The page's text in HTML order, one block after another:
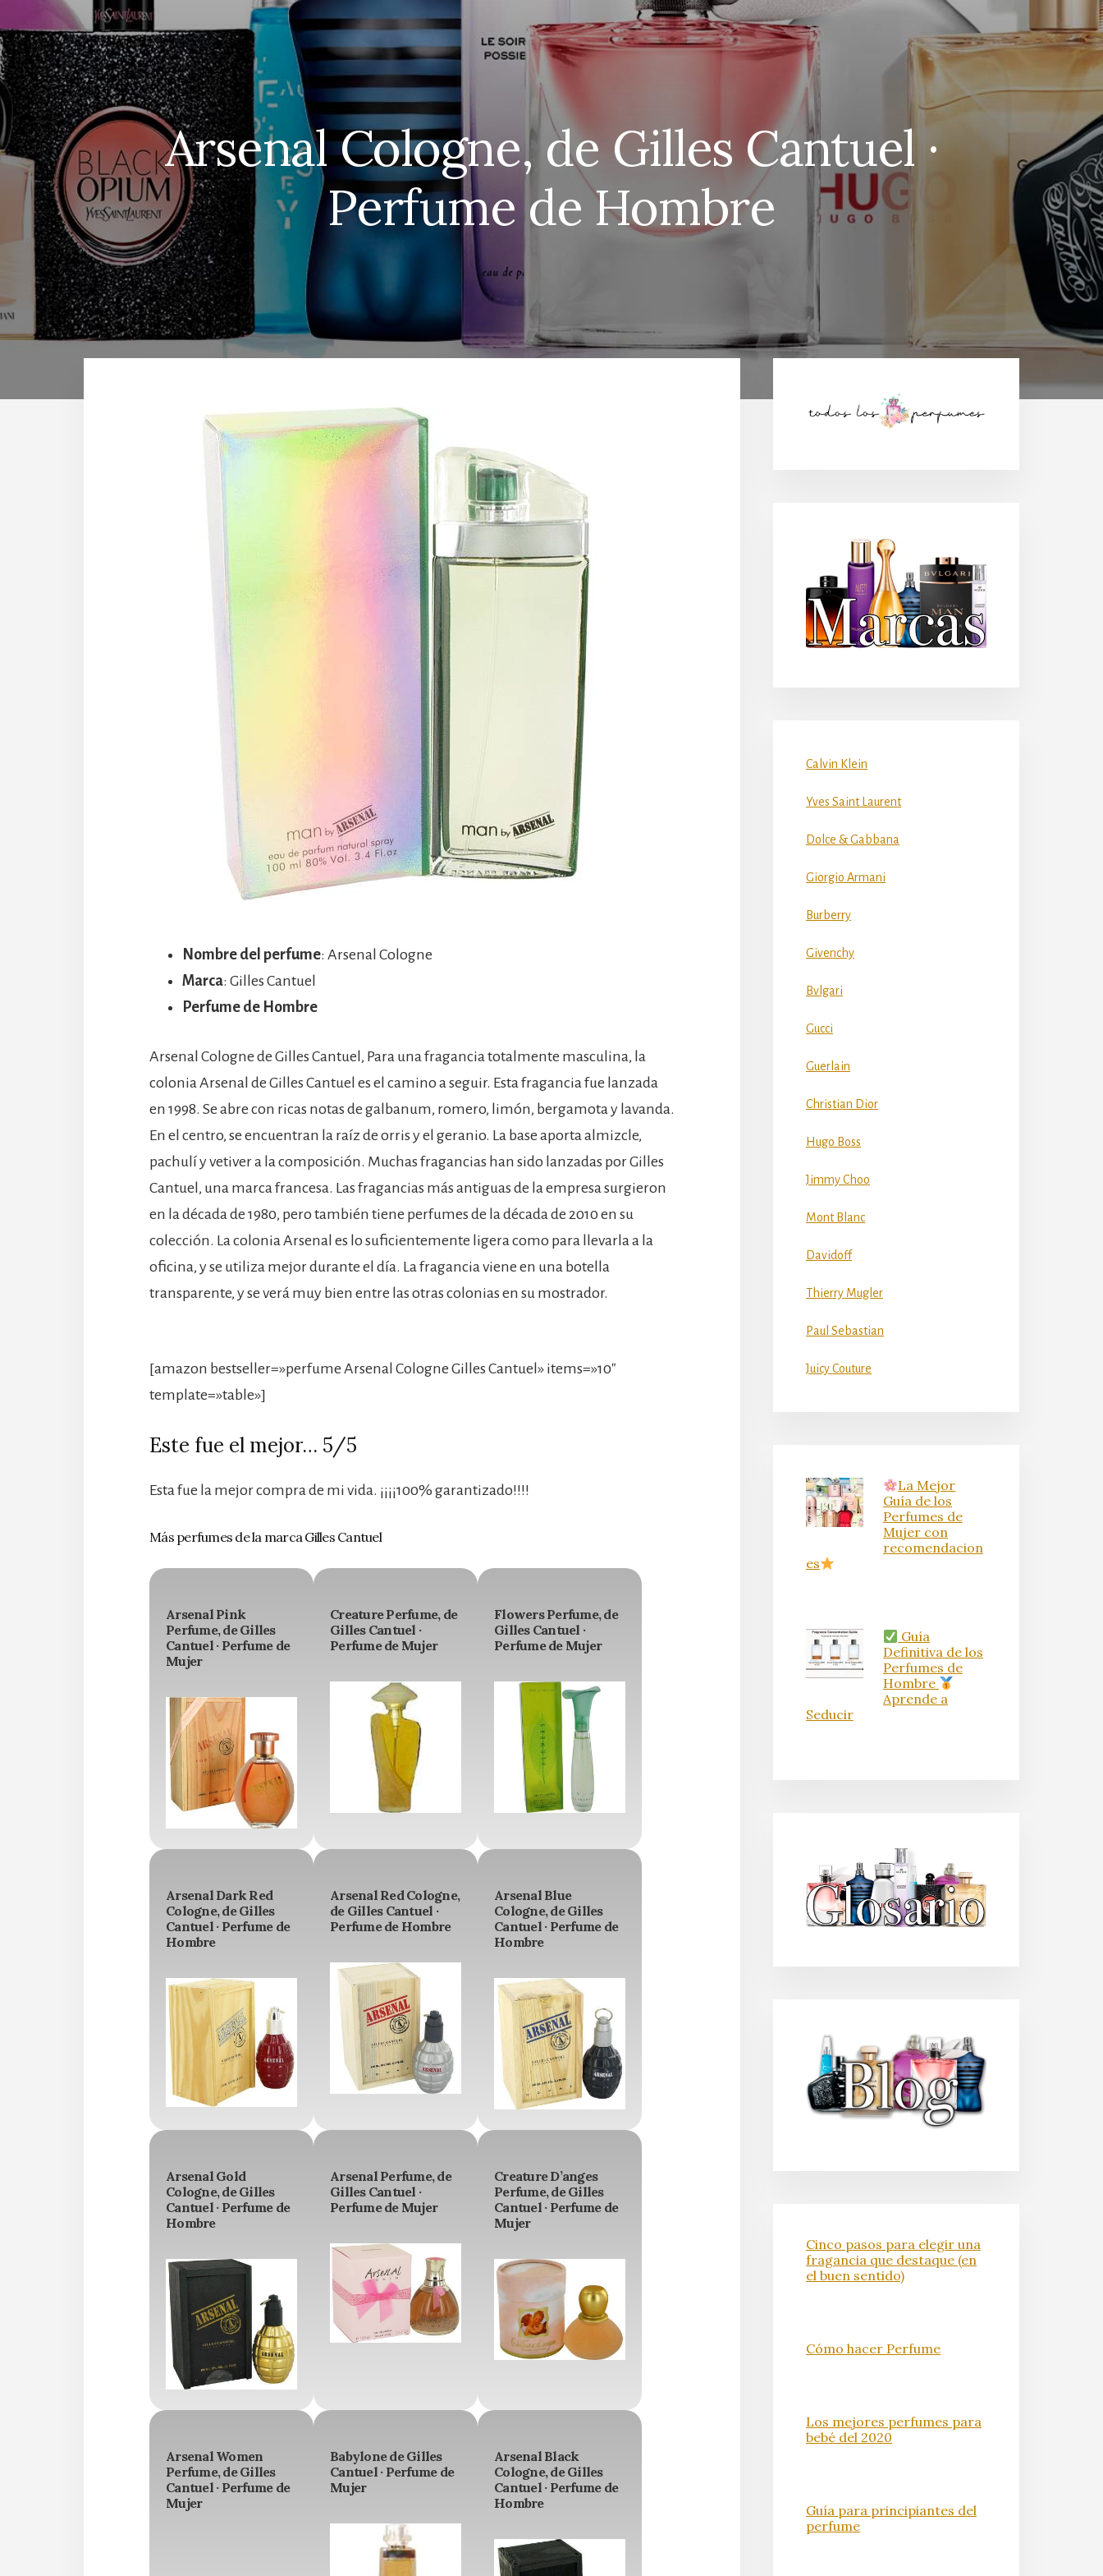
Arsenal Cologne, de Gilles Cantuel ·
Perfume de Hombre
Nombre del perfume: Arsenal Cologne
Marca: Gilles Cantuel
Perfume de Hombre
Arsenal Cologne de Gilles Cantuel, Para una fragancia totalmente masculina, la
colonia Arsenal de Gilles Cantuel es el camino a seguir. Esta fragancia fue lanzada
en 1998. Se abre con ricas notas de galbanum, romero, limón, bergamota y lavanda.
En el centro, se encuentran la raíz de orris y el geranio. La base aporta almizcle,
pachulí y vetiver a la composición. Muchas fragancias han sido lanzadas por Gilles
Cantuel, una marca francesa. Las fragancias más antiguas de la empresa surgieron
en la década de 1980, pero también tiene perfumes de la década de 2010 en su
colección. La colonia Arsenal es lo suficientemente ligera como para llevarla a la
oficina, y se utiliza mejor durante el día. La fragancia viene en una botella
transparente, y se verá muy bien entre las otras colonias en su mostrador.
[amazon bestseller=»perfume Arsenal Cologne Gilles Cantuel» items=»10″
template=»table»]
Este fue el mejor… 5/5
Esta fue la mejor compra de mi vida. ¡¡¡¡100% garantizado!!!!
Más perfumes de la marca Gilles Cantuel
Arsenal Pink
Perfume, de Gilles
Cantuel · Perfume de
Mujer
Creature Perfume, de
Gilles Cantuel ·
Perfume de Mujer
Flowers Perfume, de
Gilles Cantuel ·
Perfume de Mujer
Arsenal Dark Red
Cologne, de Gilles
Cantuel · Perfume de
Hombre
Arsenal Red Cologne,
de Gilles Cantuel ·
Perfume de Hombre
Arsenal Blue
Cologne, de Gilles
Cantuel · Perfume de
Hombre
Arsenal Gold
Cologne, de Gilles
Cantuel · Perfume de
Hombre
Arsenal Perfume, de
Gilles Cantuel ·
Perfume de Mujer
Creature D’anges
Perfume, de Gilles
Cantuel · Perfume de
Mujer
Arsenal Women
Perfume, de Gilles
Cantuel · Perfume de
Mujer
Babylone de Gilles
Cantuel · Perfume de
Mujer
Arsenal Black
Cologne, de Gilles
Cantuel · Perfume de
Hombre
lateral
Calvin Klein
Yves Saint Laurent
Dolce & Gabbana
Giorgio Armani
Burberry
Givenchy
Bvlgari
Gucci
Guerlain
Christian Dior
Hugo Boss
Jimmy Choo
Mont Blanc
Davidoff
Thierry Mugler
Paul Sebastian
Juicy Couture
La Mejor
Guía de los
Perfumes de
Mujer con
recomendacion
es
Guía
Definitiva de los
Perfumes de
Hombre
Aprende a
Seducir
Cinco pasos para elegir una
fragancia que destaque (en
el buen sentido)
Cómo hacer Perfume
Los mejores perfumes para
bebé del 2020
Guía para principiantes del
perfume